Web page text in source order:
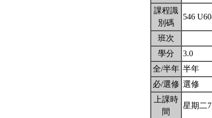
課程識
別碼
546
班次
學分
3.0
全/半年 半年
必/選修 選修
上課時
間
星期二